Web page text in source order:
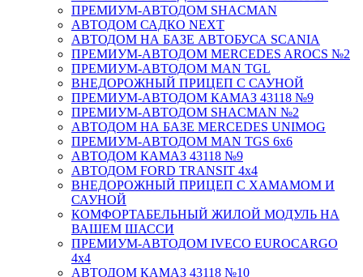
ПРЕМИУМ-АВТОДОМ SHACMAN
АВТОДОМ САДКО NEXT
АВТОДОМ НА БАЗЕ АВТОБУСА SCANIA
ПРЕМИУМ-АВТОДОМ MERCEDES AROCS №2
ПРЕМИУМ-АВТОДОМ MAN TGL
ВНЕДОРОЖНЫЙ ПРИЦЕП С САУНОЙ
ПРЕМИУМ-АВТОДОМ КАМАЗ 43118 №9
ПРЕМИУМ-АВТОДОМ SHACMAN №2
АВТОДОМ НА БАЗЕ MERCEDES UNIMOG
ПРЕМИУМ-АВТОДОМ MAN TGS 6х6
АВТОДОМ КАМАЗ 43118 №9
АВТОДОМ FORD TRANSIT 4x4
ВНЕДОРОЖНЫЙ ПРИЦЕП С ХАМАМОМ И
САУНОЙ
КОМФОРТАБЕЛЬНЫЙ ЖИЛОЙ МОДУЛЬ НА
ВАШЕМ ШАССИ
ПРЕМИУМ-АВТОДОМ IVECO EUROCARGO
4х4
АВТОДОМ КАМАЗ 43118 №10